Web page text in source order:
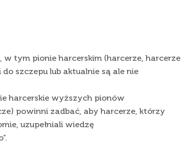
w tym pionie harcerskim (harcerze, harcerze
szczepu lub aktualnie są ale nie
harcerskie wyższych pionów
powinni zadbać, aby harcerze, którzy
uzupełniali wiedzę